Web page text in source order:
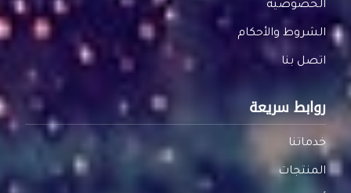
الخصوصية
الشروط والأحكام
اتصل بنا
روابط سريعة
خدماتنا
المنتجات